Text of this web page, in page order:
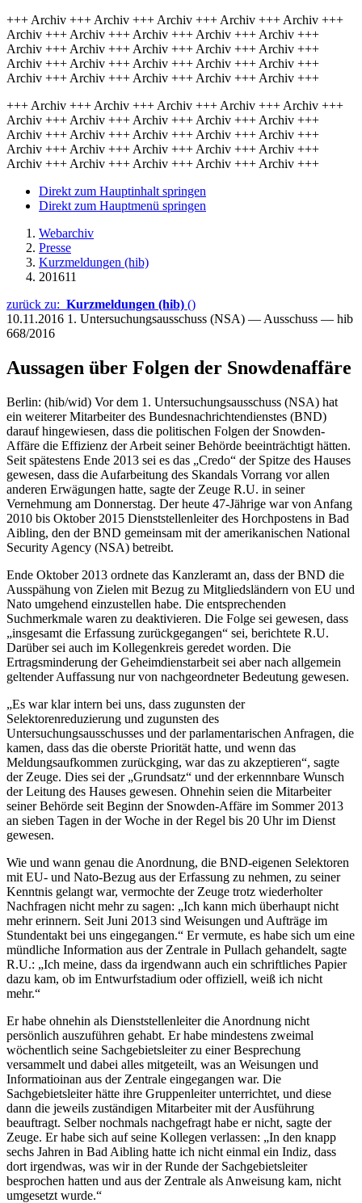
+++ Archiv +++ Archiv +++ Archiv +++ Archiv +++ Archiv +++
Archiv +++ Archiv +++ Archiv +++ Archiv +++ Archiv +++
Archiv +++ Archiv +++ Archiv +++ Archiv +++ Archiv +++
Archiv +++ Archiv +++ Archiv +++ Archiv +++ Archiv +++
Archiv +++ Archiv +++ Archiv +++ Archiv +++ Archiv +++
+++ Archiv +++ Archiv +++ Archiv +++ Archiv +++ Archiv +++
Archiv +++ Archiv +++ Archiv +++ Archiv +++ Archiv +++
Archiv +++ Archiv +++ Archiv +++ Archiv +++ Archiv +++
Archiv +++ Archiv +++ Archiv +++ Archiv +++ Archiv +++
Archiv +++ Archiv +++ Archiv +++ Archiv +++ Archiv +++
Direkt zum Hauptinhalt springen
Direkt zum Hauptmenü springen
Webarchiv
Presse
Kurzmeldungen (hib)
201611
zurück zu: Kurzmeldungen (hib) ()
10.11.2016 1. Untersuchungsausschuss (NSA) — Ausschuss — hib
668/2016
Aussagen über Folgen der Snowdenaffäre
Berlin: (hib/wid) Vor dem 1. Untersuchungsausschuss (NSA) hat
ein weiterer Mitarbeiter des Bundesnachrichtendienstes (BND)
darauf hingewiesen, dass die politischen Folgen der Snowden-
Affäre die Effizienz der Arbeit seiner Behörde beeinträchtigt hätten.
Seit spätestens Ende 2013 sei es das „Credo“ der Spitze des Hauses
gewesen, dass die Aufarbeitung des Skandals Vorrang vor allen
anderen Erwägungen hatte, sagte der Zeuge R.U. in seiner
Vernehmung am Donnerstag. Der heute 47-Jährige war von Anfang
2010 bis Oktober 2015 Dienststellenleiter des Horchpostens in Bad
Aibling, den der BND gemeinsam mit der amerikanischen National
Security Agency (NSA) betreibt.
Ende Oktober 2013 ordnete das Kanzleramt an, dass der BND die
Ausspähung von Zielen mit Bezug zu Mitgliedsländern von EU und
Nato umgehend einzustellen habe. Die entsprechenden
Suchmerkmale waren zu deaktivieren. Die Folge sei gewesen, dass
„insgesamt die Erfassung zurückgegangen“ sei, berichtete R.U.
Darüber sei auch im Kollegenkreis geredet worden. Die
Ertragsminderung der Geheimdienstarbeit sei aber nach allgemein
geltender Auffassung nur von nachgeordneter Bedeutung gewesen.
„Es war klar intern bei uns, dass zugunsten der
Selektorenreduzierung und zugunsten des
Untersuchungsausschusses und der parlamentarischen Anfragen, die
kamen, dass das die oberste Priorität hatte, und wenn das
Meldungsaufkommen zurückging, war das zu akzeptieren“, sagte
der Zeuge. Dies sei der „Grundsatz“ und der erkennnbare Wunsch
der Leitung des Hauses gewesen. Ohnehin seien die Mitarbeiter
seiner Behörde seit Beginn der Snowden-Affäre im Sommer 2013
an sieben Tagen in der Woche in der Regel bis 20 Uhr im Dienst
gewesen.
Wie und wann genau die Anordnung, die BND-eigenen Selektoren
mit EU- und Nato-Bezug aus der Erfassung zu nehmen, zu seiner
Kenntnis gelangt war, vermochte der Zeuge trotz wiederholter
Nachfragen nicht mehr zu sagen: „Ich kann mich überhaupt nicht
mehr erinnern. Seit Juni 2013 sind Weisungen und Aufträge im
Stundentakt bei uns eingegangen.“ Er vermute, es habe sich um eine
mündliche Information aus der Zentrale in Pullach gehandelt, sagte
R.U.: „Ich meine, dass da irgendwann auch ein schriftliches Papier
dazu kam, ob im Entwurfstadium oder offiziell, weiß ich nicht
mehr.“
Er habe ohnehin als Dienststellenleiter die Anordnung nicht
persönlich auszuführen gehabt. Er habe mindestens zweimal
wöchentlich seine Sachgebietsleiter zu einer Besprechung
versammelt und dabei alles mitgeteilt, was an Weisungen und
Informatioinan aus der Zentrale eingegangen war. Die
Sachgebietsleiter hätte ihre Gruppenleiter unterrichtet, und diese
dann die jeweils zuständigen Mitarbeiter mit der Ausführung
beauftragt. Selber nochmals nachgefragt habe er nicht, sagte der
Zeuge. Er habe sich auf seine Kollegen verlassen: „In den knapp
sechs Jahren in Bad Aibling hatte ich nicht einmal ein Indiz, dass
dort irgendwas, was wir in der Runde der Sachgebietsleiter
besprochen hatten und aus der Zentrale als Anweisung kam, nicht
umgesetzt wurde.“